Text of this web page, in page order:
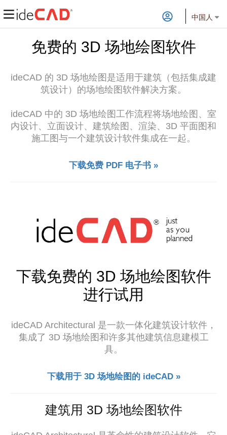
中国人
免费的 3D 场地绘图软件
ideCAD 的 3D 场地绘图是适用于建筑（包括集成建
筑设计）的场地绘图软件解决方案。
ideCAD 中的 3D 场地绘图工作流程将场地绘图、室
内设计、立面设计、建筑绘图、渲染、3D 平面图和
施工图与一个建筑设计软件集成在一起。
下载免费 PDF 电子书 »
下载免费的 3D 场地绘图软件
进行试用
ideCAD Architectural 是一款一体化建筑设计软件，
集成了 3D 场地绘图和许多其他建筑信息建模工
具。
下载用于 3D 场地绘图的 ideCAD »
建筑用 3D 场地绘图软件